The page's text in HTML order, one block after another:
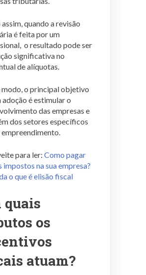
assim, quando a revisão
é feita por um
o resultado pode ser
significativa no
de alíquotas.
modo, o principal objetivo
adoção é estimular o
das empresas e
dos setores específicos
empreendimento.
para ler: Como pagar
impostos na sua empresa?
o que é elisão fiscal
quais
os
atuam?